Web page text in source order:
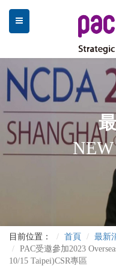
目前位置： 首頁
最新
PAC受邀參加2023
10/15 Taipei)CSR專區